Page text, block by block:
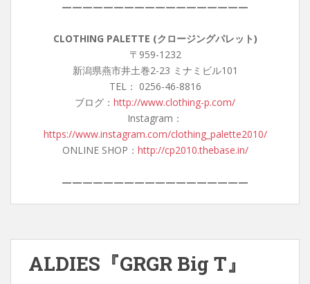
——————————————————
CLOTHING PALETTE (クロージングパレット)
〒959-1232
新潟県燕市井土巻2-23 ミナミビル101
TEL： 0256-46-8816
ブログ： http://www.clothing-p.com/
Instagram：
https://www.instagram.com/clothing_palette2010/
ONLINE SHOP： http://cp2010.thebase.in/
——————————————————
ALDIES『GRGR Big T』